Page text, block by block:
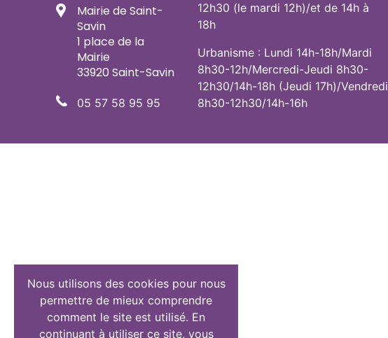
Mairie de Saint-
Savin
1 place de la
Mairie
33920 Saint-Savin
05 57 58 95 95
12h30 (le mardi 12h)/et de 14h à
18h
Urbanisme : Lundi 14h-18h/Mardi
8h30-12h/Mercredi-Jeudi 8h30-
12h30/14h-18h (Jeudi 17h)/Vendredi
8h30-12h30/14h-16h
Nous utilisons des cookies pour nous
permettre de mieux comprendre
comment le site est utilisé. En
continuant à utiliser ce site, vous